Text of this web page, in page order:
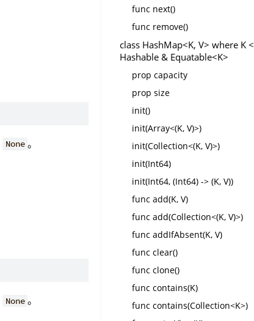
None 。
None 。
func next()
func remove()
class HashMap<K, V> where K
Hashable & Equatable<K>
prop capacity
prop size
init()
init(Array<(K, V)>)
init(Collection<(K, V)>)
init(Int64)
init(Int64, (Int64) -> (K, V))
func add(K, V)
func add(Collection<(K, V)>)
func addIfAbsent(K, V)
func clear()
func clone()
func contains(K)
func contains(Collection<K>)